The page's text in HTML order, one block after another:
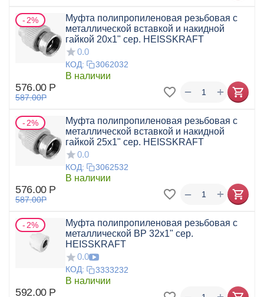
2%
Муфта полипропиленовая резьбовая с
металлической вставкой и накидной
гайкой 20x1" сер. HEISSKRAFT
0.0
КОД: 3062032
В наличии
576.00 Р
587.00Р +
−
2%
Муфта полипропиленовая резьбовая с
металлической вставкой и накидной
гайкой 25x1" сер. HEISSKRAFT
0.0
КОД: 3062532
В наличии
576.00 Р
587.00Р +
−
2%
Муфта полипропиленовая резьбовая с
металлической ВР 32x1" сер.
HEISSKRAFT
0.0
КОД: 3333232
В наличии
592.00 Р